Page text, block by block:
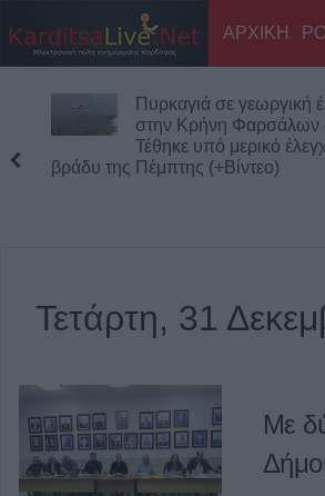
ΑΡΧΙΚΗ
Πυρκαγιά σε γεωργική
στην Κρήνη Φαρσάλων
Τέθηκε υπό μερικό
βράδυ της Πέμπτης (+Βίντεο)
Τετάρτη, 31
Με